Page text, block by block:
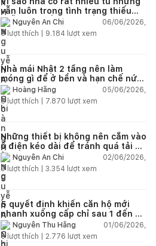
vẫn luôn trong tình trạng thiếu
chỗ chứa đồ?
Nguyễn An Chi
06/06/2026,
5lượt thích | 9.184 lượt xem
Nhà mái Nhật 2 tầng nên làm
móng gì để ở bền và hạn chế nứt
lún?Hoàng Hằng
05/06/2026,
5lượt thích | 7.870 lượt xem
Những thiết bị không nên cắm vào
ổ điện kéo dài để tránh quá tải và
chập cháy trong nhà
Nguyễn An Chi
02/06/2026,
9lượt thích | 3.354 lượt xem
5 quyết định khiến căn hộ mới
nhanh xuống cấp chỉ sau 1 đến 2
nămNguyễn Thu Hằng
01/06/2026,
5lượt thích | 2.776 lượt xem